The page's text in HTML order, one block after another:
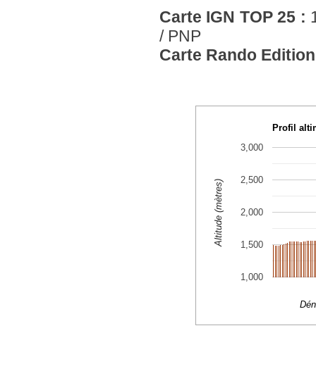
Carte IGN TOP 25 :
/ PNP
Carte Rando